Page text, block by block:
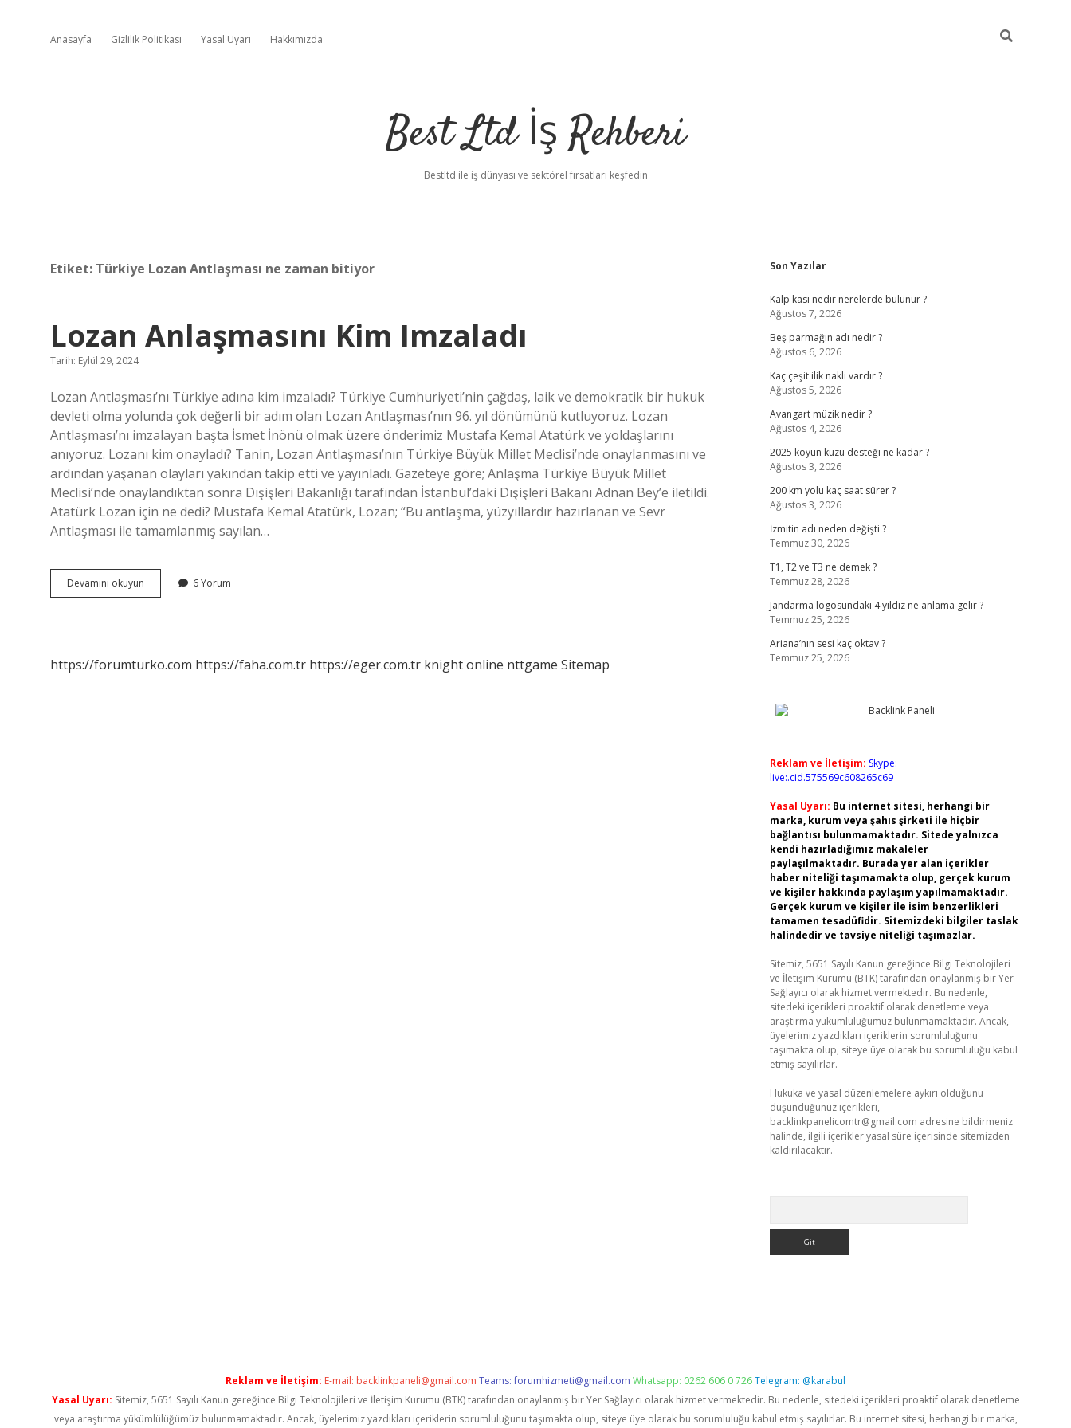
Anasayfa Gizlilik Politikası Yasal Uyarı Hakkımızda
Best Ltd İş Rehberi
Bestltd ile iş dünyası ve sektörel fırsatları keşfedin
Etiket: Türkiye Lozan Antlaşması ne zaman bitiyor
Lozan Anlaşmasını Kim Imzaladı
Tarih: Eylül 29, 2024
Lozan Antlaşması’nı Türkiye adına kim imzaladı? Türkiye Cumhuriyeti’nin çağdaş, laik ve demokratik bir hukuk
devleti olma yolunda çok değerli bir adım olan Lozan Antlaşması’nın 96. yıl dönümünü kutluyoruz. Lozan
Antlaşması’nı imzalayan başta İsmet İnönü olmak üzere önderimiz Mustafa Kemal Atatürk ve yoldaşlarını
anıyoruz. Lozanı kim onayladı? Tanin, Lozan Antlaşması’nın Türkiye Büyük Millet Meclisi’nde onaylanmasını ve
ardından yaşanan olayları yakından takip etti ve yayınladı. Gazeteye göre; Anlaşma Türkiye Büyük Millet
Meclisi’nde onaylandıktan sonra Dışişleri Bakanlığı tarafından İstanbul’daki Dışişleri Bakanı Adnan Bey’e iletildi.
Atatürk Lozan için ne dedi? Mustafa Kemal Atatürk, Lozan; “Bu antlaşma, yüzyıllardır hazırlanan ve Sevr
Antlaşması ile tamamlanmış sayılan…
Devamını okuyun
Anlaşmasını
6 Yorum
https://forumturko.com https://faha.com.tr https://eger.com.tr knight online nttgame Sitemap
Sidebar
Son Yazılar
Kalp kası nedir nerelerde bulunur ?
Ağustos 7, 2026
Beş parmağın adı nedir ?
Ağustos 6, 2026
Kaç çeşit ilik nakli vardır ?
Ağustos 5, 2026
Avangart müzik nedir ?
Ağustos 4, 2026
2025 koyun kuzu desteği ne kadar ?
Ağustos 3, 2026
200 km yolu kaç saat sürer ?
Ağustos 3, 2026
İzmitin adı neden değişti ?
Temmuz 30, 2026
T1, T2 ve T3 ne demek ?
Temmuz 28, 2026
Jandarma logosundaki 4 yıldız ne anlama gelir ?
Temmuz 25, 2026
Ariana’nın sesi kaç oktav ?
Temmuz 25, 2026
Reklam ve İletişim: Skype:
live:.cid.575569c608265c69
Yasal Uyarı: Bu internet sitesi, herhangi bir
marka, kurum veya şahıs şirketi ile hiçbir
bağlantısı bulunmamaktadır. Sitede yalnızca
kendi hazırladığımız makaleler
paylaşılmaktadır. Burada yer alan içerikler
haber niteliği taşımamakta olup, gerçek kurum
ve kişiler hakkında paylaşım yapılmamaktadır.
Gerçek kurum ve kişiler ile isim benzerlikleri
tamamen tesadüfidir. Sitemizdeki bilgiler taslak
halindedir ve tavsiye niteliği taşımazlar.
Sitemiz, 5651 Sayılı Kanun gereğince Bilgi Teknolojileri
ve İletişim Kurumu (BTK) tarafından onaylanmış bir Yer
Sağlayıcı olarak hizmet vermektedir. Bu nedenle,
sitedeki içerikleri proaktif olarak denetleme veya
araştırma yükümlülüğümüz bulunmamaktadır. Ancak,
üyelerimiz yazdıkları içeriklerin sorumluluğunu
taşımakta olup, siteye üye olarak bu sorumluluğu kabul
etmiş sayılırlar.
Hukuka ve yasal düzenlemelere aykırı olduğunu
düşündüğünüz içerikleri,
backlinkpanelicomtr@gmail.com adresine bildirmeniz
halinde, ilgili içerikler yasal süre içerisinde sitemizden
kaldırılacaktır.
Reklam ve İletişim: E-mail: backlinkpaneli@gmail.com Teams:forumhizmeti@gmail.com Whatsapp: 0262 606 0 726Telegram: @karabul
Yasal Uyarı: Sitemiz, 5651 Sayılı Kanun gereğince Bilgi Teknolojileri ve İletişim Kurumu (BTK) tarafından onaylanmış bir Yer Sağlayıcı olarak hizmet vermektedir. Bu nedenle, sitedeki içerikleri proaktif olarak denetleme
veya araştırma yükümlülüğümüz bulunmamaktadır. Ancak, üyelerimiz yazdıkları içeriklerin sorumluluğunu taşımakta olup, siteye üye olarak bu sorumluluğu kabul etmiş sayılırlar. Bu internet sitesi, herhangi bir marka,